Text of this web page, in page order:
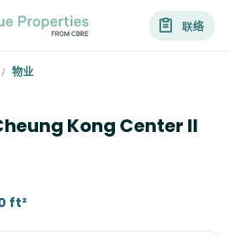
联络
/ 物业
Kong Center II
ft²